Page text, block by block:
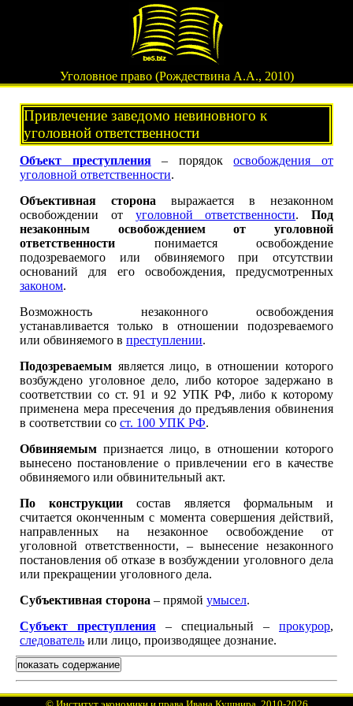
Уголовное право (Рождествина А.А., 2010)
Привлечение заведомо невиновного к
уголовной ответственности
Объект преступления– порядокосвобождения от
уголовной ответственности.
Объективная сторона выражается в незаконном
освобождении от уголовной ответственности. Под
незаконным освобождением от уголовной
ответственности понимается освобождение
подозреваемого или обвиняемого при отсутствии
оснований для его освобождения, предусмотренных
законом.
Возможность незаконного освобождения
устанавливается только в отношении подозреваемого
или обвиняемого в преступлении.
Подозреваемым является лицо, в отношении которого
возбуждено уголовное дело, либо которое задержано в
соответствии со ст. 91 и 92 УПК РФ, либо к которому
применена мера пресечения до предъявления обвинения
в соответствии со ст. 100 УПК РФ.
Обвиняемым признается лицо, в отношении которого
вынесено постановление о привлечении его в качестве
обвиняемого или обвинительный акт.
По конструкции состав является формальным и
считается оконченным с момента совершения действий,
направленных на незаконное освобождение от
уголовной ответственности, – вынесение незаконного
постановления об отказе в возбуждении уголовного дела
или прекращении уголовного дела.
Субъективная сторона – прямой умысел.
Субъект преступления – специальный – прокурор,
следователь или лицо, производящее дознание.
показать содержание